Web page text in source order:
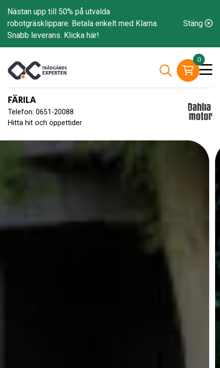
Nästan upp till 50% på utvalda
robotgräsklippare. Betala enkelt med Klarna.
Snabb leverans. Klicka här!
Stäng
0
FÄRILA
Telefon: 0651-20088
Hitta hit och öppettider